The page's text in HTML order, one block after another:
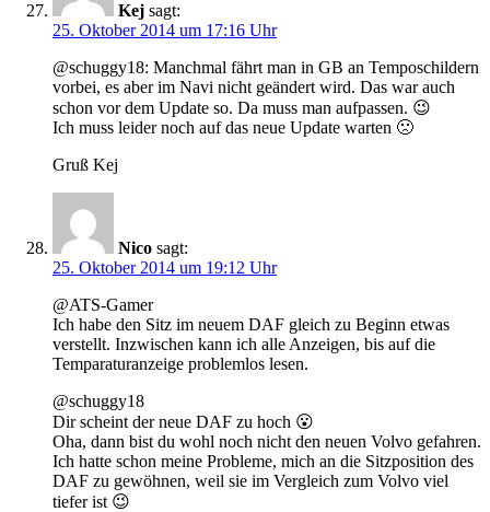
Kej sagt:
25. Oktober 2014 um 17:16 Uhr
@schuggy18: Manchmal fährt man in GB an Temposchildern
vorbei, es aber im Navi nicht geändert wird. Das war auch
schon vor dem Update so. Da muss man aufpassen. 😉
Ich muss leider noch auf das neue Update warten 🙁
Gruß Kej
Nico sagt:
25. Oktober 2014 um 19:12 Uhr
@ATS-Gamer
Ich habe den Sitz im neuem DAF gleich zu Beginn etwas
verstellt. Inzwischen kann ich alle Anzeigen, bis auf die
Temparaturanzeige problemlos lesen.
@schuggy18
Dir scheint der neue DAF zu hoch 😮
Oha, dann bist du wohl noch nicht den neuen Volvo gefahren.
Ich hatte schon meine Probleme, mich an die Sitzposition des
DAF zu gewöhnen, weil sie im Vergleich zum Volvo viel
tiefer ist 😉